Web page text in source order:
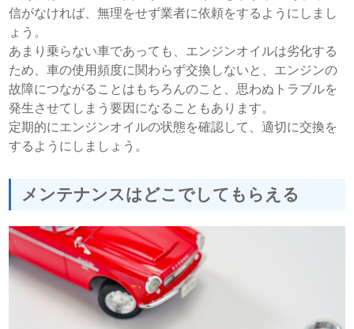
信がなければ、無理をせず業者に依頼をするようにしまし
ょう。
あまり乗らない車であっても、エンジンオイルは劣化する
ため、車の使用頻度に関わらず交換しないと、エンジンの
故障につながることはもちろんのこと、思わぬトラブルを
発生させてしまう要因になることもあります。
定期的にエンジンオイルの状態を確認して、適切に交換を
するようにしましょう。
メンテナンスはどこでしてもらえる